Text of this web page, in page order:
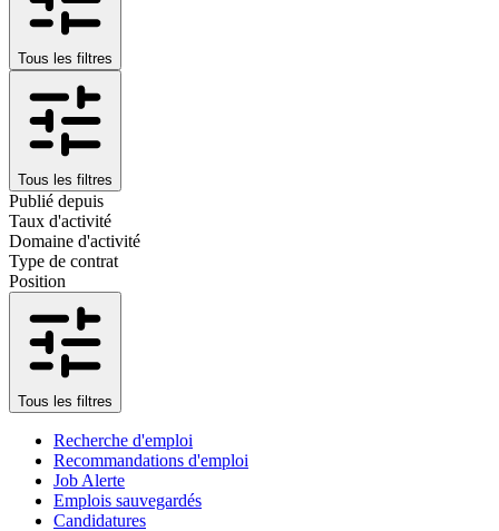
Tous les filtres
Tous les filtres
Publié depuis
Taux d'activité
Domaine d'activité
Type de contrat
Position
Tous les filtres
Recherche d'emploi
Recommandations d'emploi
Job Alerte
Emplois sauvegardés
Candidatures